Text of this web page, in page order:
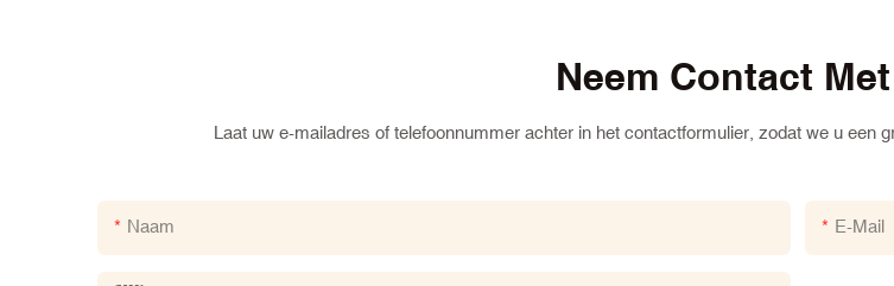
Neem Contact
Laat uw e-mailadres of telefoonnummer achter in het contactformulier, zodat we u een
Naam E-Mail